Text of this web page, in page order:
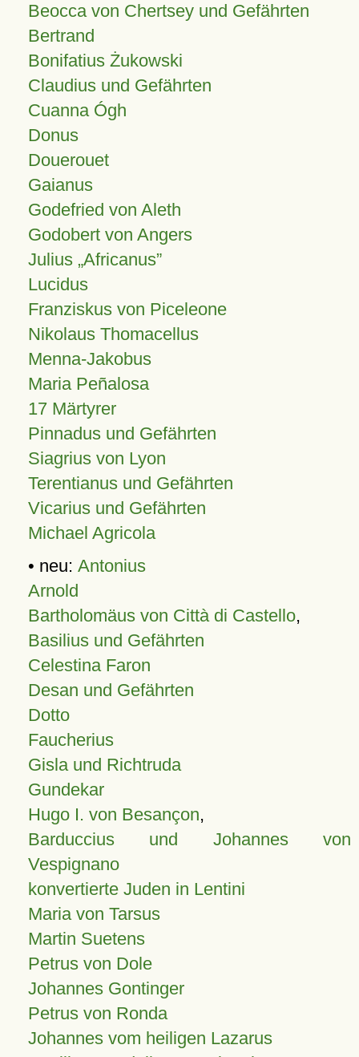
Beocca von Chertsey und Gefährten
Bertrand
Bonifatius Żukowski
Claudius und Gefährten
Cuanna Ógh
Donus
Douerouet
Gaianus
Godefried von Aleth
Godobert von Angers
Julius Africanus
Lucidus
Franziskus von Piceleone
Nikolaus Thomacellus
Menna-Jakobus
Maria Peñalosa
17 Märtyrer
Pinnadus und Gefährten
Siagrius von Lyon
Terentianus und Gefährten
Vicarius und Gefährten
Michael Agricola
• neu: Antonius
Arnold
Bartholomäus von Città di Castello,
Basilius und Gefährten
Celestina Faron
Desan und Gefährten
Dotto
Faucherius
Gisla und Richtruda
Gundekar
Hugo I. von Besançon,
Barduccius und Johannes von
Vespignano
konvertierte Juden in Lentini
Maria von Tarsus
Martin Suetens
Petrus von Dole
Johannes Gontinger
Petrus von Ronda
Johannes vom heiligen Lazarus